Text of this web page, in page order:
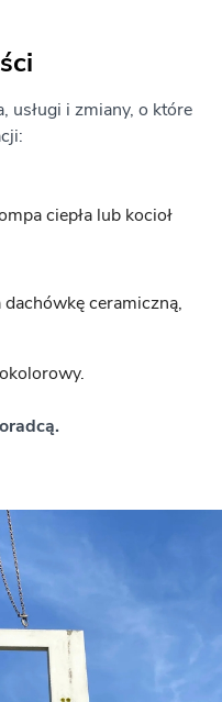
usługi i zmiany, o które
ciepła lub kocioł
ceramiczną,